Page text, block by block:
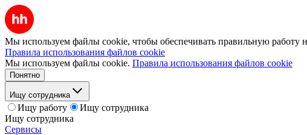
Мы используем файлы cookie, чтобы обеспечивать правильную работу
Правила использования файлов cookie
Мы используем файлы cookie. Правила использования файлов cookie
Понятно
Ищу сотрудника
Ищу работу
Ищу сотрудника
Ищу сотрудника
Сервисы